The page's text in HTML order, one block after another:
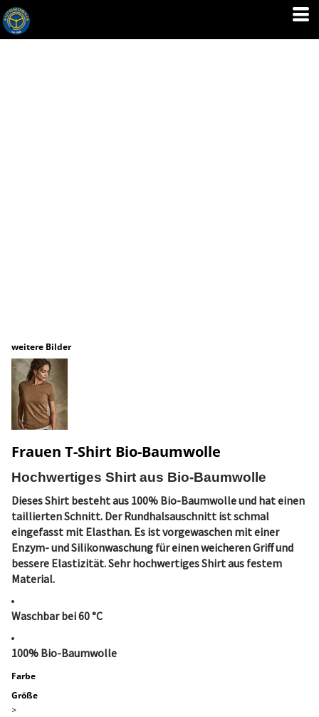
weitere Bilder
Frauen T-Shirt Bio-Baumwolle
Hochwertiges Shirt aus Bio-Baumwolle
Dieses Shirt besteht aus 100% Bio-Baumwolle und hat einen
taillierten Schnitt. Der Rundhalsauschnitt ist schmal
eingefasst mit Elasthan. Es ist vorgewaschen mit einer
Enzym- und Silikonwaschung für einen weicheren Griff und
bessere Elastizität. Sehr hochwertiges Shirt aus festem
Material.
Waschbar bei 60 °C
100% Bio-Baumwolle
Farbe
Größe
>